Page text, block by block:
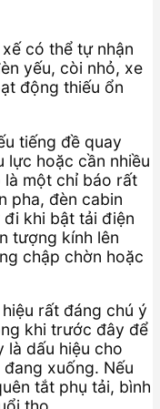
có thể tự nhận
yếu, còi nhỏ, xe
động thiếu ổn
tiếng đề quay
lực hoặc cần nhiều
một chỉ báo rất
pha, đèn cabin
đi khi bật tải điện
tượng kính lên
chập chờn hoặc
rất đáng chú ý
khi trước đây để
là dấu hiệu cho
xuống. Nếu
tắt phụ tải, bình